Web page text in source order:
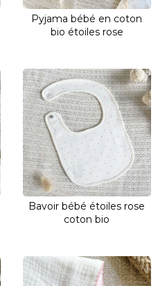
Pyjama bébé en coton
bio étoiles rose
Bavoir bébé étoiles rose
coton bio